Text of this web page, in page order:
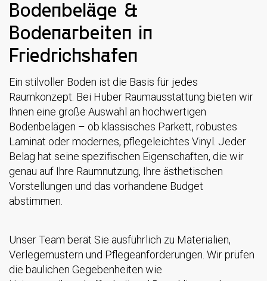
Bodenbeläge &
Bodenarbeiten in
Friedrichshafen
Ein stilvoller Boden ist die Basis für jedes
Raumkonzept. Bei Huber Raumausstattung bieten wir
Ihnen eine große Auswahl an hochwertigen
Bodenbelägen – ob klassisches Parkett, robustes
Laminat oder modernes, pflegeleichtes Vinyl. Jeder
Belag hat seine spezifischen Eigenschaften, die wir
genau auf Ihre Raumnutzung, Ihre ästhetischen
Vorstellungen und das vorhandene Budget
abstimmen.
Unser Team berät Sie ausführlich zu Materialien,
Verlegemustern und Pflegeanforderungen. Wir prüfen
die baulichen Gegebenheiten wie